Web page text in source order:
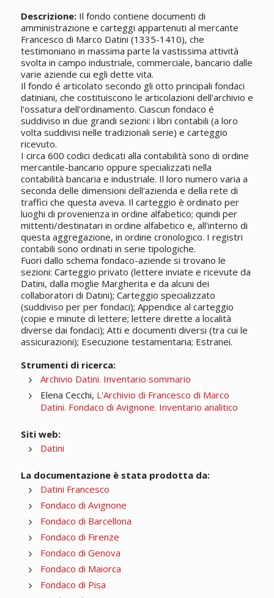
Descrizione:Il fondo contiene documenti di
amministrazione e carteggi appartenuti al mercante
Francesco di Marco Datini (1335-1410), che
testimoniano in massima parte la vastissima attività
svolta in campo industriale, commerciale, bancario dalle
varie aziende cui egli dette vita.
Il fondo é articolato secondo gli otto principali fondaci
datiniani, che costituiscono le articolazioni dell'archivio e
l'ossatura dell'ordinamento. Ciascun fondaco é
suddiviso in due grandi sezioni: i libri contabili (a loro
volta suddivisi nelle tradizionali serie) e carteggio
ricevuto.
I circa 600 codici dedicati alla contabilità sono di ordine
mercantile-bancario oppure specializzati nella
contabilità bancaria e industriale. Il loro numero varia a
seconda delle dimensioni dell'azienda e della rete di
traffici che questa aveva. Il carteggio è ordinato per
luoghi di provenienza in ordine alfabetico; quindi per
mittenti/destinatari in ordine alfabetico e, all'interno di
questa aggregazione, in ordine cronologico. I registri
contabili sono ordinati in serie tipologiche.
Fuori dallo schema fondaco-aziende si trovano le
sezioni: Carteggio privato (lettere inviate e ricevute da
Datini, dalla moglie Margherita e da alcuni dei
collaboratori di Datini); Carteggio specializzato
(suddiviso per per fondaci); Appendice al carteggio
(copie e minute di lettere; lettere dirette a località
diverse dai fondaci); Atti e documenti diversi (tra cui le
assicurazioni); Esecuzione testamentaria; Estranei.
Strumenti di ricerca:
Archivio Datini. Inventario sommario
Elena Cecchi, L'Archivio di Francesco di Marco
Datini. Fondaco di Avignone. Inventario analitico
Siti web:
Datini
La documentazione è stata prodotta da:
Datini Francesco
Fondaco di Avignone
Fondaco di Barcellona
Fondaco di Firenze
Fondaco di Genova
Fondaco di Maiorca
Fondaco di Pisa